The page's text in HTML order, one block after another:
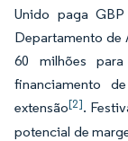
Unido paga
Departamento de
60 milhões
financiamento
extensão[2].
potencial de